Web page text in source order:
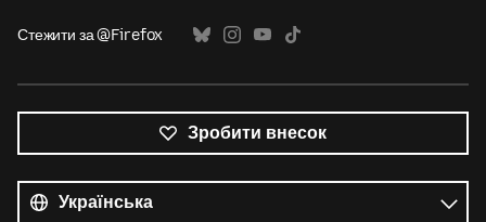
Стежити за @Firefox
Зробити внесок
мови
Мова